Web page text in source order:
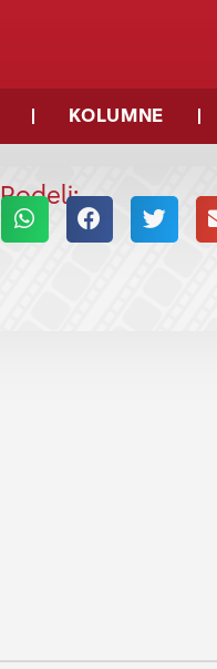
KOLUMNE
Podeli: